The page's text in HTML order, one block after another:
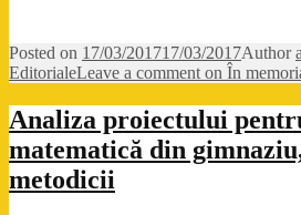
Posted on 17/03/201717/03/2017Author
EditorialeLeave a comment on În
Analiza proiectului
matematică din
metodicii